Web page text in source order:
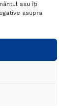
sau îți
asupra